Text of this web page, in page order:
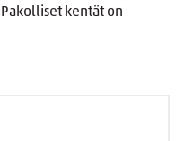
Pakolliset kentät on